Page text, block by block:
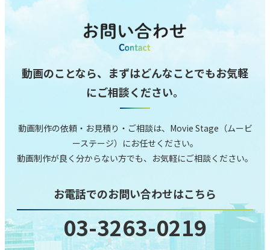
動画のことなら、まずはどんなことでもお気軽
にご相談ください。
動画制作の依頼‧お⾒積り‧ご相談は、Movie Stage（ムービ
ーステージ）にお任せください。
動画制作が良く分からない⽅でも、お気軽にご相談ください。
お電話でのお問い合わせはこちら
03-3263-0219